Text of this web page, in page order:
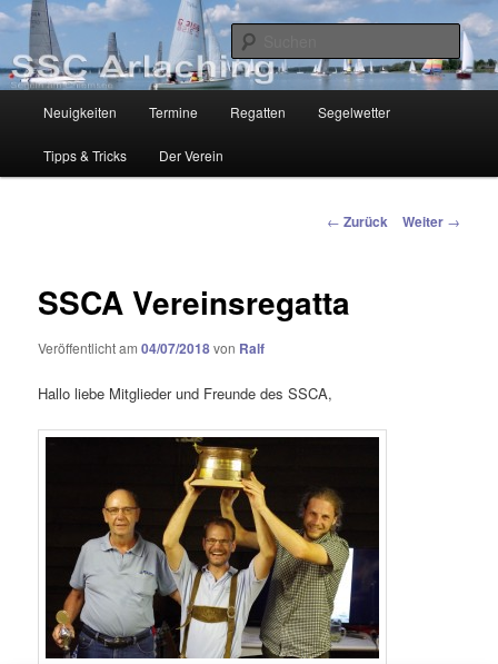
Zum
Inhalt
wechseln
SSC-Arlaching
Segelclub am Chiemsee
Neuigkeiten Termine Regatten Segelwetter
Tipps & Tricks Der Verein
Beitragsnavigation
← Zurück Weiter →
SSCA Vereinsregatta
Veröffentlicht am04/07/2018von Ralf
Hallo liebe Mitglieder und Freunde des SSCA,